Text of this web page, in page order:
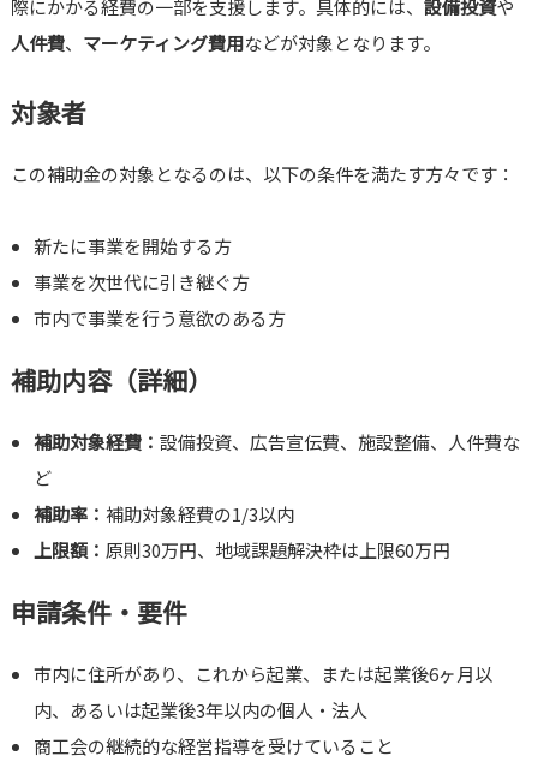
際にかかる経費の一部を支援します。具体的には、 設備投資や
人件費、 マーケティング費用などが対象となります。
対象者
この補助金の対象となるのは、以下の条件を満たす方々です：
新たに事業を開始する方
事業を次世代に引き継ぐ方
市内で事業を行う意欲のある方
補助内容（詳細）
補助対象経費：設備投資、広告宣伝費、施設整備、人件費な
ど
補助率：補助対象経費の1/3以内
上限額：原則30万円、地域課題解決枠は上限60万円
申請条件・要件
市内に住所があり、これから起業、または起業後6ヶ月以
内、あるいは起業後3年以内の個人・法人
商工会の継続的な経営指導を受けていること